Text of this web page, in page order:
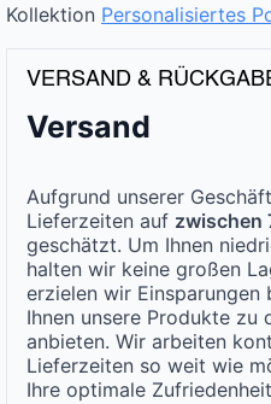
Kollektion Personalisiertes
VERSAND &
Versand
Aufgrund unserer
Lieferzeiten auf zwischen
geschätzt. Um Ihnen
halten wir keine großen
erzielen wir Einsparungen
Ihnen unsere Produkte zu
anbieten. Wir arbeiten
Lieferzeiten so weit wie
Ihre optimale